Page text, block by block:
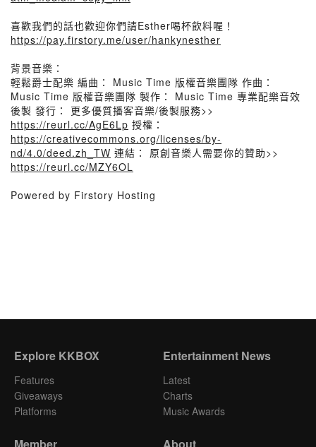
喜歡我們的話也歡迎你們請Esther喝杯飲料喔！
https://pay.firstory.me/user/hankynesther
背景音樂：
輕鬆爵士配樂 編曲： Music Time 版權音樂團隊 作曲：
Music Time 版權音樂團隊 製作： Music Time 專業配樂音效
後製 發行： 更多優質播客音樂/後製服務>>
https://reurl.cc/AgE6Lp 授權：
https://creativecommons.org/licenses/by-
nd/4.0/deed.zh_TW 連結： 原創音樂人需要你的贊助>>
https://reurl.cc/MZY6OL
Powered by Firstory Hosting
Explore KKBOX
Features
Giveaways
Platforms
Entertainment News
Latest
Charts
Music Awards